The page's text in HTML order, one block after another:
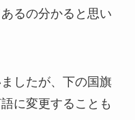
るの分かると思い
したが、下の国旗
に変更することも